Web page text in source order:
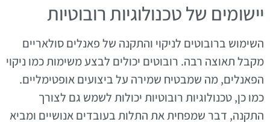
יישומים של טכנולוגיות רובוטיות
השימוש ברובוטים לניקוי והתקנה של פאנלים סולאריים
מקבל תאוצה רבה. רובוטים יכולים לבצע משימות כמו ניקוי
הפאנלים, מה שמבטיח שמירה על ביצועים אופטימליים.
כמו כן, טכנולוגיות רובוטיות יכולות לשמש גם לצורך
התקנה, דבר שמפחית את התלות בעובדים אנושיים ומביא